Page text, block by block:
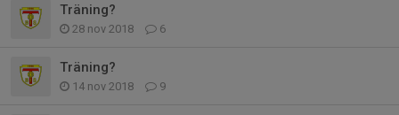
Träning?
28 nov 2018 6
Träning?
14 nov 2018 9